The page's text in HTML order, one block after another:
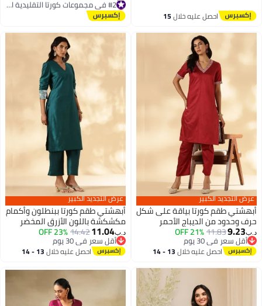
احصل عليه خلال15
أقل سعر في 30 يوم
عرض التجديد الكبير
أبهشتي طقم كورتا بياقة على شكل
حرف وحدود من الديباج الأحمر
د.ب‏9.23
11.83
21% OFF
أقل سعر في 30 يوم
أقل سعر في 30 يوماحصل عليه خلال 13 - 14
عرض التجديد الكبير
أبهشتي طقم كورتا ببنطلون وأكمام
مكشكشة باللون الأزرق المخضر
د.ب‏11.04
14.42
23% OFF
أقل سعر في 30 يوم
أقل سعر في 30 يوماحصل عليه خلال 13 - 14